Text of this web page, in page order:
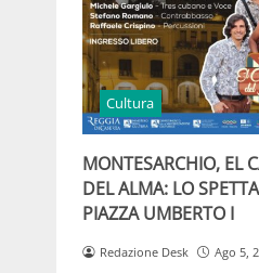
Cultura
MONTESARCHIO, EL
DEL ALMA: LO
PIAZZA UMBERTO I
Redazione Desk Ago 5,